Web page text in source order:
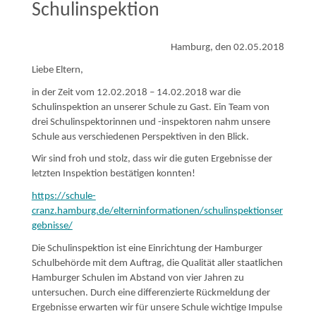
Schulinspektion
Hamburg, den 02.05.2018
Liebe Eltern,
in der Zeit vom 12.02.2018 – 14.02.2018 war die
Schulinspektion an unserer Schule zu Gast. Ein Team von
drei Schulinspektorinnen und -inspektoren nahm unsere
Schule aus verschiedenen Perspektiven in den Blick.
Wir sind froh und stolz, dass wir die guten Ergebnisse der
letzten Inspektion bestätigen konnten!
https://schule-
cranz.hamburg.de/elterninformationen/schulinspektionser
gebnisse/
Die Schulinspektion ist eine Einrichtung der Hamburger
Schulbehörde mit dem Auftrag, die Qualität aller staatlichen
Hamburger Schulen im Abstand von vier Jahren zu
untersuchen. Durch eine differenzierte Rückmeldung der
Ergebnisse erwarten wir für unsere Schule wichtige Impulse